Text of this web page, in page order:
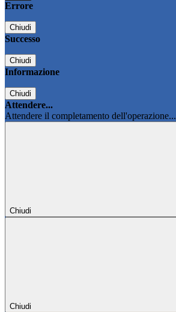
Errore
Chiudi
Successo
Chiudi
Informazione
Chiudi
Attendere...
Attendere il completamento dell'operazione...
Chiudi
Chiudi